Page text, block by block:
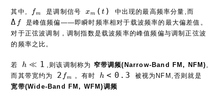
其中, f_m
fm 是调制信号 x_m(t)
xm ( t ) 中出现的最高频率分量,而
f
Δ f
是峰值频偏——即瞬时频率相对于载波频率的最大偏差值。
对于正弦波调制，调制指数是载波频率的峰值频偏与调制正弦波
的频率之比。
若
h\ll
1
h ≪ 1 ,则该调制称为 窄带调频(Narrow-Band FM, NFM)
而其带宽约为
2f_m
2 fm 。有时
h
\lt
0.3
h < 0 . 3
被视为NFM,否则就是
宽带(Wide-Band FM, WFM)调频